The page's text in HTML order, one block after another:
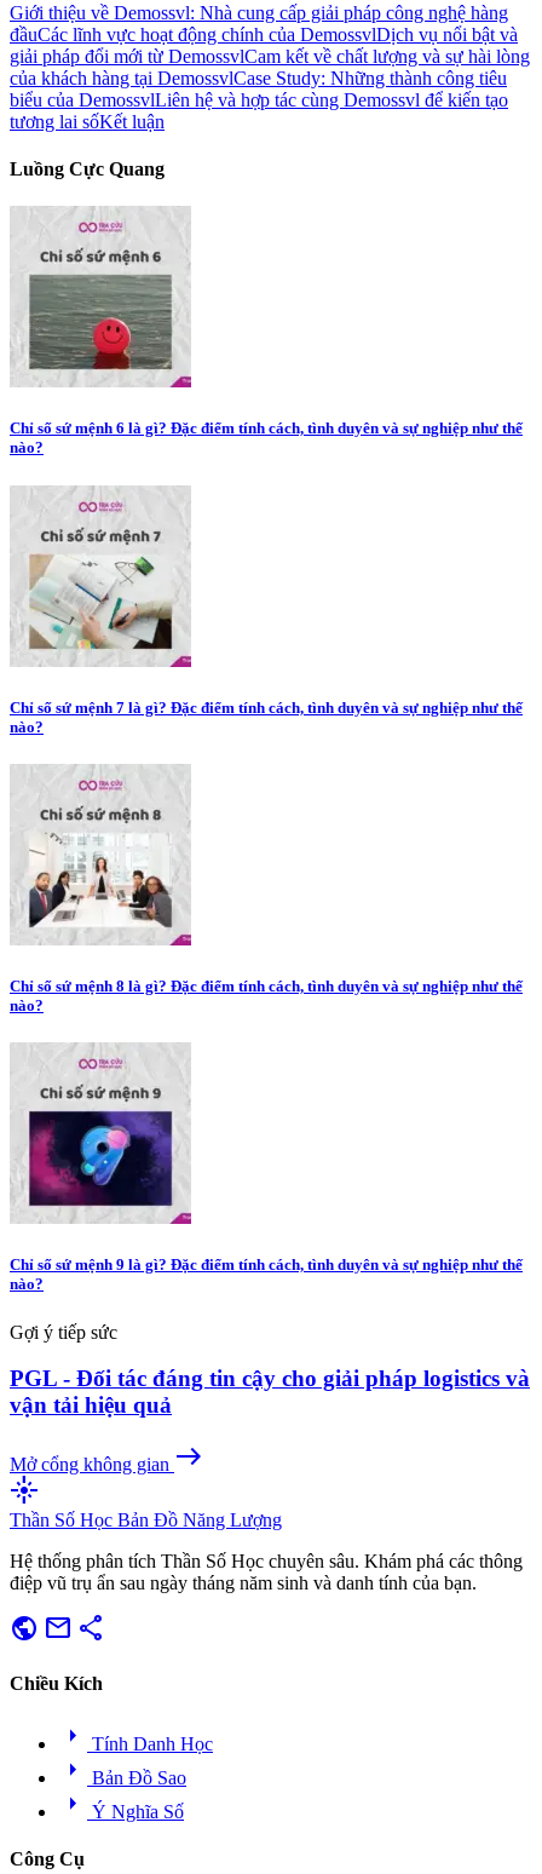
Giới thiệu về Demossvl: Nhà cung cấp giải pháp công nghệ hàng
đầuCác lĩnh vực hoạt động chính của DemossvlDịch vụ nổi bật và
giải pháp đổi mới từ DemossvlCam kết về chất lượng và sự hài lòng
của khách hàng tại DemossvlCase Study: Những thành công tiêu
biểu của DemossvlLiên hệ và hợp tác cùng Demossvl để kiến tạo
tương lai sốKết luận
Luồng Cực Quang
Chỉ số sứ mệnh 6 là gì? Đặc điểm tính cách, tình duyên và sự nghiệp như thế
nào?
Chỉ số sứ mệnh 7 là gì? Đặc điểm tính cách, tình duyên và sự nghiệp như thế
nào?
Chỉ số sứ mệnh 8 là gì? Đặc điểm tính cách, tình duyên và sự nghiệp như thế
nào?
Chỉ số sứ mệnh 9 là gì? Đặc điểm tính cách, tình duyên và sự nghiệp như thế
nào?
Gợi ý tiếp sức
PGL - Đối tác đáng tin cậy cho giải pháp logistics và
vận tải hiệu quả
Mở cổng không gian east
flare
Thần Số Học Bản Đồ Năng Lượng
Hệ thống phân tích Thần Số Học chuyên sâu. Khám phá các thông
điệp vũ trụ ẩn sau ngày tháng năm sinh và danh tính của bạn.
public mail share
Chiều Kích
arrow_right Tính Danh Học
arrow_right Bản Đồ Sao
arrow_right Ý Nghĩa Số
Công Cụ